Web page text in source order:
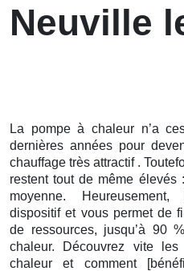
Neuville
La pompe à chaleur n’a
dernières années pour
chauffage très attractif .
restent tout de même
moyenne.
dispositif et vous permet de
de ressources, jusqu’à 90
chaleur. Découvrez vite
chaleur et comment